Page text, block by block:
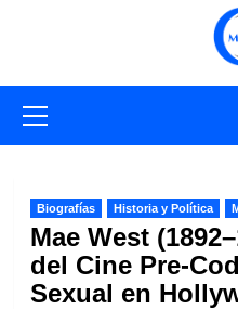
primario
Biografías Historia y Política
Mae West
del Cine Pre-
Sexual en